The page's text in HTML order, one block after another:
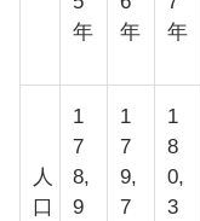
年
年
年
人
口
1
7
8,
9
1
7
9,
7
1
8
0,
3